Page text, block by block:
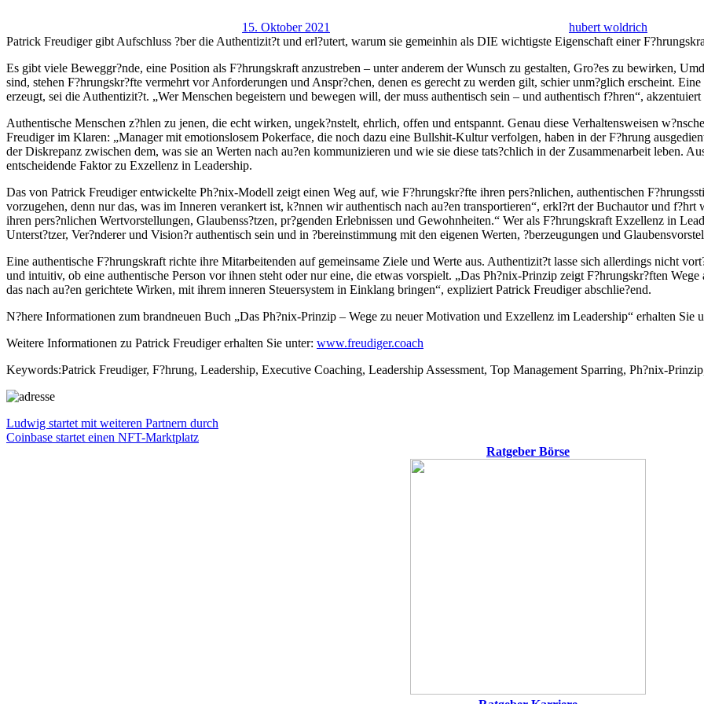
15. Oktober 2021
hubert woldrich
Patrick Freudiger gibt Aufschluss ?ber die Authentizit?t und erl?utert, warum sie gemeinhin als DIE wichtigste Eigenschaft einer
Es gibt viele Beweggr?nde, eine Position als F?hrungskraft anzustreben – unter anderem der Wunsch zu gestalten, Gro?es zu bewirken,
sind, stehen F?hrungskr?fte vermehrt vor Anforderungen und Anspr?chen, denen es gerecht zu werden gilt, schier unm?glich erscheint.
erzeugt, sei die Authentizit?t. „Wer Menschen begeistern und bewegen will, der muss authentisch sein – und authentisch f?hren“,
Authentische Menschen z?hlen zu jenen, die echt wirken, ungek?nstelt, ehrlich, offen und entspannt. Genau diese Verhaltensweisen
Freudiger im Klaren: „Manager mit emotionslosem Pokerface, die noch dazu eine Bullshit-Kultur verfolgen, haben in der F?hrung
der Diskrepanz zwischen dem, was sie an Werten nach au?en kommunizieren und wie sie diese tats?chlich in der Zusammenarbeit leben.
entscheidende Faktor zu Exzellenz in Leadership.
Das von Patrick Freudiger entwickelte Ph?nix-Modell zeigt einen Weg auf, wie F?hrungskr?fte ihren pers?nlichen, authentischen
vorzugehen, denn nur das, was im Inneren verankert ist, k?nnen wir authentisch nach au?en transportieren“, erkl?rt der Buchautor und
ihren pers?nlichen Wertvorstellungen, Glaubenss?tzen, pr?genden Erlebnissen und Gewohnheiten.“ Wer als F?hrungskraft Exzellenz in
Unterst?tzer, Ver?nderer und Vision?r authentisch sein und in ?bereinstimmung mit den eigenen Werten, ?berzeugungen und
Eine authentische F?hrungskraft richte ihre Mitarbeitenden auf gemeinsame Ziele und Werte aus. Authentizit?t lasse sich allerdings nicht
und intuitiv, ob eine authentische Person vor ihnen steht oder nur eine, die etwas vorspielt. „Das Ph?nix-Prinzip zeigt F?hrungskr?ften
das nach au?en gerichtete Wirken, mit ihrem inneren Steuersystem in Einklang bringen“, expliziert Patrick Freudiger abschlie?end.
N?here Informationen zum brandneuen Buch „Das Ph?nix-Prinzip – Wege zu neuer Motivation und Exzellenz im Leadership“ erhalten Sie
Weitere Informationen zu Patrick Freudiger erhalten Sie unter: www.freudiger.coach
Keywords:Patrick Freudiger, F?hrung, Leadership, Executive Coaching, Leadership Assessment, Top Management Sparring, Ph?nix-
Beitragsnavigation
Vorheriger
Beitrag:
Ludwig startet mit weiteren Partnern durch
Nächster
Coinbase startet einen NFT-Marktplatz
Ratgeber Börse